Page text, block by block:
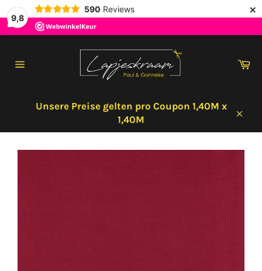
9,8
590 Reviews ×
Inhalt
Seitennavigation
Unsere Preise gelten pro Coupon 1,40M x
1,40M